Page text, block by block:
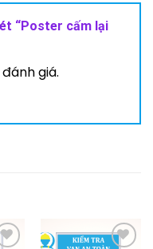
“Poster cấm lại
giá.